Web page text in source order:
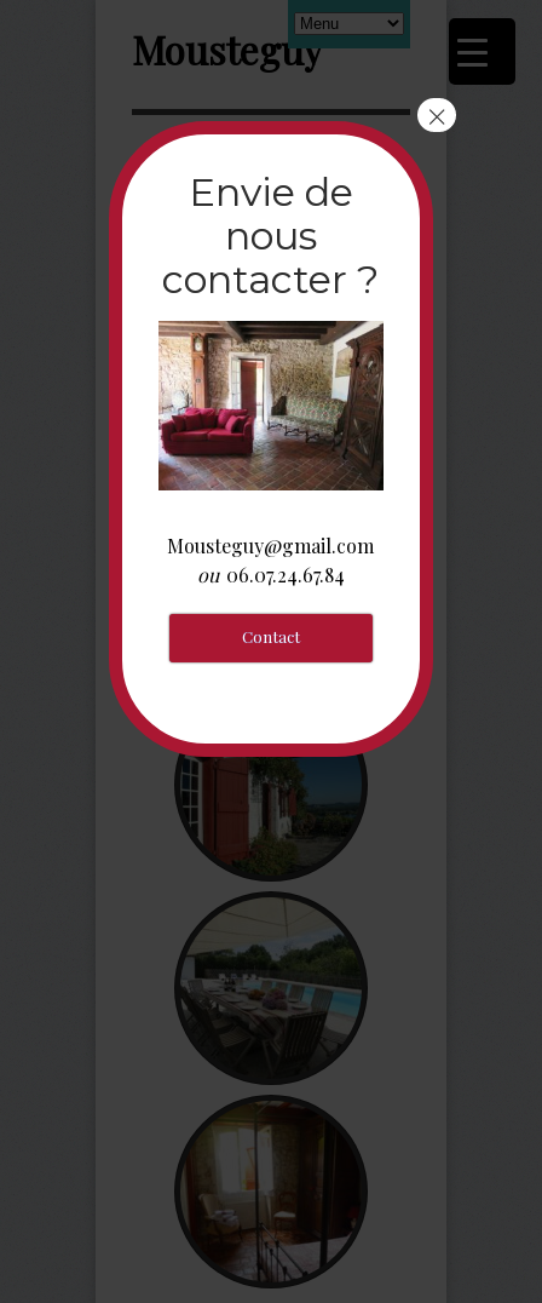
Mousteguy
salon_Fotor
Réserver ici
Envie de
nous
contacter ?
Mousteguy@gmail.com
ou06.07.24.67.84
Contact
×